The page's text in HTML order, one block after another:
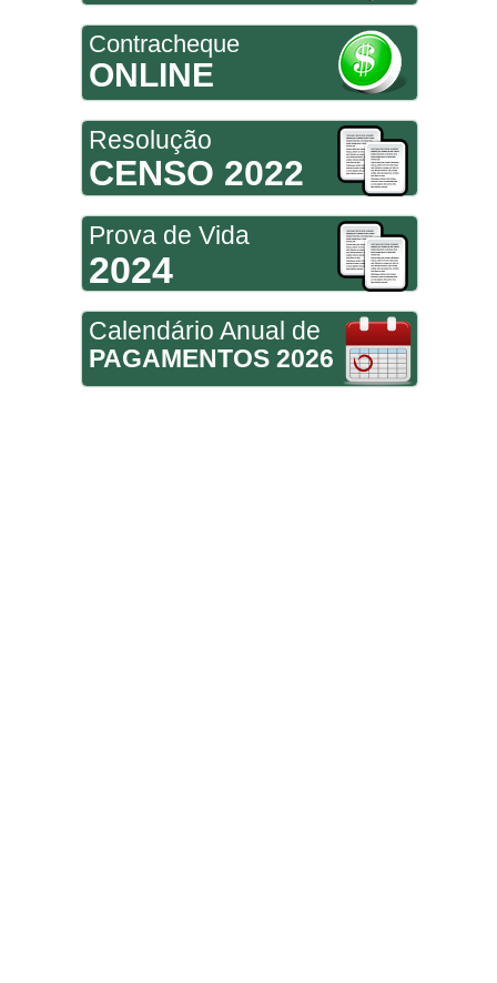
Contracheque
ONLINE
Resolução
CENSO 2022
Prova de Vida
2024
Calendário Anual de
PAGAMENTOS 2026